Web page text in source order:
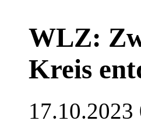
WLZ:
Kreis
17.10.2023